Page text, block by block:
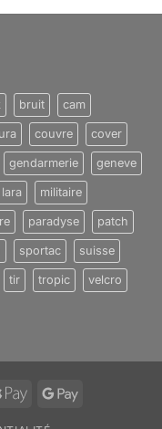
bruit cam
couvre cover
gendarmerie geneve
lara militaire
paradyse patch
sportac suisse
tir tropic velcro
Apple
Google